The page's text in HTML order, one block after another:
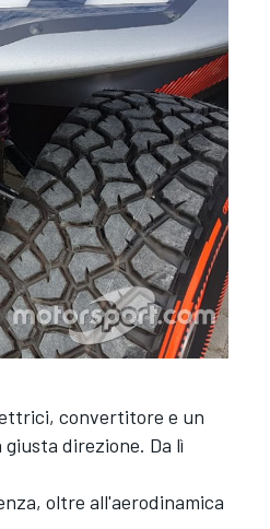
convertitore e un
direzione. Da lì
oltre all'aerodinamica